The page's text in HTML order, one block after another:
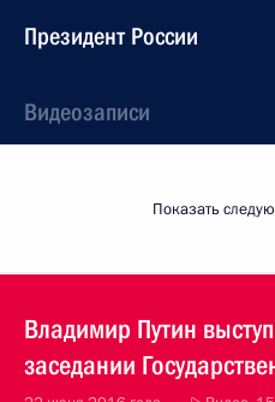
Президент России
Видеозаписи
Показать
Владимир Путин
заседании